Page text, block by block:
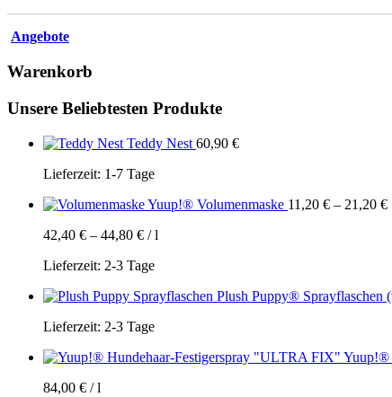
Angebote
Warenkorb
Unsere Beliebtesten Produkte
Teddy Nest 60,90 €
Lieferzeit: 1-7 Tage
Yuup!® Volumenmaske 11,20 € – 21,20 €
42,40 € – 44,80 € /l
Lieferzeit: 2-3 Tage
Plush Puppy® Sprayflaschen
Lieferzeit: 2-3 Tage
Yuup!®
84,00 € /l